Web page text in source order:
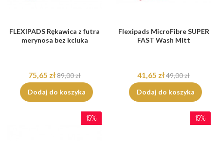
FLEXIPADS Rękawica z futra
merynosa bez kciuka
75,65 zł89,00 zł
Dodaj do koszyka
Flexipads MicroFibre SUPER
FAST Wash Mitt
41,65 zł49,00 zł
Dodaj do koszyka
15% 15%